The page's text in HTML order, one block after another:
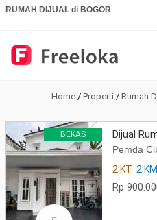
RUMAH DIJUAL di BOGOR
Home/ Properti / Rumah
BEKAS Dijual
Pemda
2 KT 2 KM
Rp